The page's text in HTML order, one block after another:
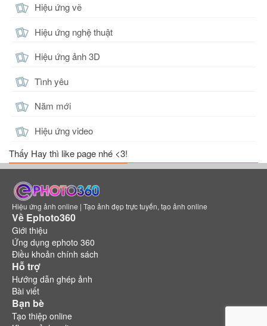
Hiệu ứng vẽ
Hiệu ứng nghệ thuật
Hiệu ứng ảnh 3D
Tình yêu
Năm mới
Hiệu ứng video
Thấy Hay thì like page nhé <3!
Hiệu ứng ảnh online | Tạo ảnh đẹp trực tuyến, tạo ảnh online
Về Ephoto360
Giới thiệu
Ứng dụng ephoto 360
Điều khoản chính sách
Hỗ trợ
Hướng dẫn ghép ảnh
Bài viết
Bạn bè
Tạo thiệp online